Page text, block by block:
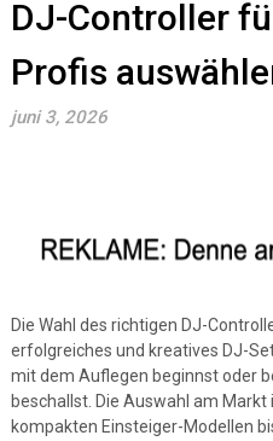
DJ-Controller
Profis
juni 3, 2026
Die Wahl des richtigen DJ-
erfolgreiches und kreatives DJ-
mit dem Auflegen beginnst oder
beschallst. Die Auswahl am
kompakten Einsteiger-Modellen